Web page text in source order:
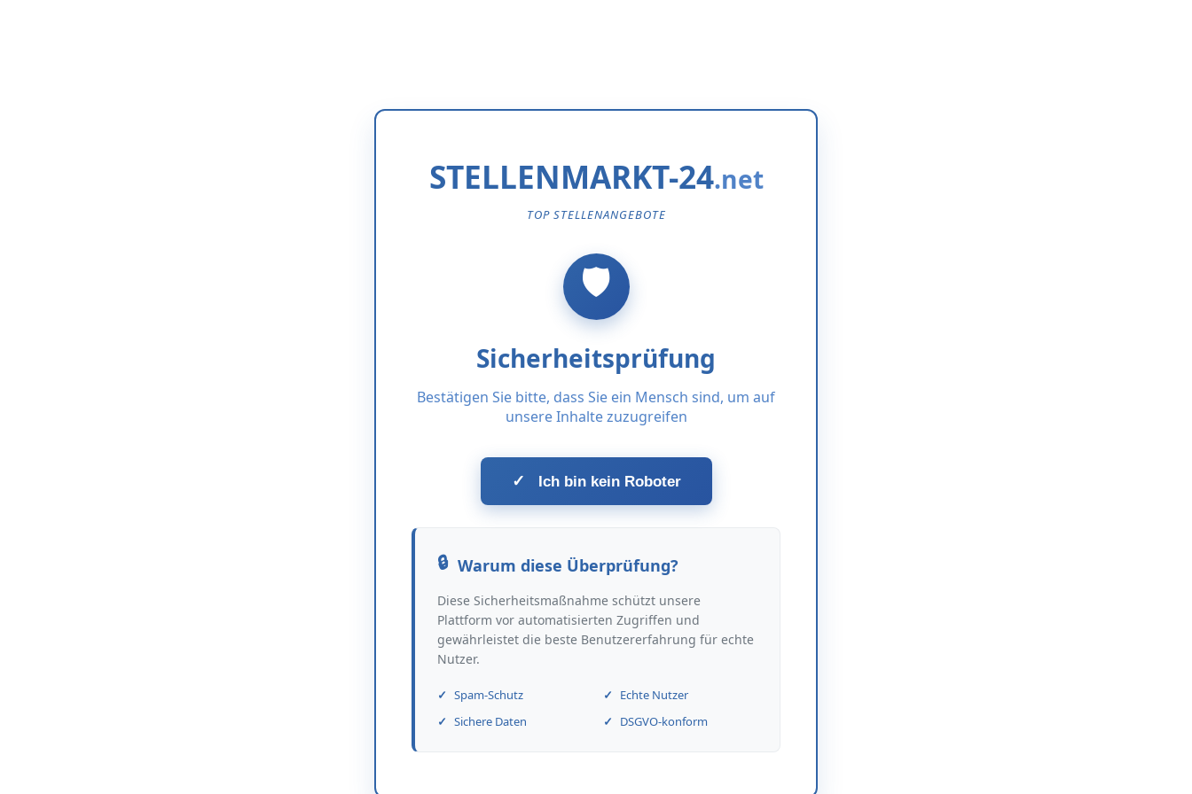
STELLENMARKT-24
TOP STELLENANGEBOTE
Sicherheitsprüfung
Bestätigen Sie bitte, dass Sie ein Mensch sind, um auf
unsere Inhalte zuzugreifen
✓ Ich bin kein Roboter
Warum diese Überprüfung?
Diese Sicherheitsmaßnahme schützt unsere
Plattform vor automatisierten Zugriffen und
gewährleistet die beste Benutzererfahrung für echte
Nutzer.
Spam-Schutz
Echte Nutzer
Sichere Daten
DSGVO-konform